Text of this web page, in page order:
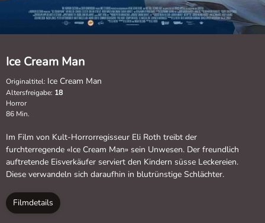
Ice Cream Man
Originaltitel: Ice Cream Man
Altersfreigabe: 18
Horror
86 Min.
Im Film von Kult-Horrorregisseur Eli Roth treibt der
furchterregende «Ice Cream Man» sein Unwesen. Der freundlich
auftretende Eisverkäufer serviert den Kindern süsse Leckereien.
Diese verwandeln sich daraufhin in blutrünstige Schlächter.
Filmdetails